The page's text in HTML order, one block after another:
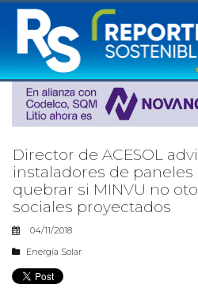
Director de ACESOL
instaladores de
quebrar si MINVU no
sociales proyectados
04/11/2018
Energía Solar